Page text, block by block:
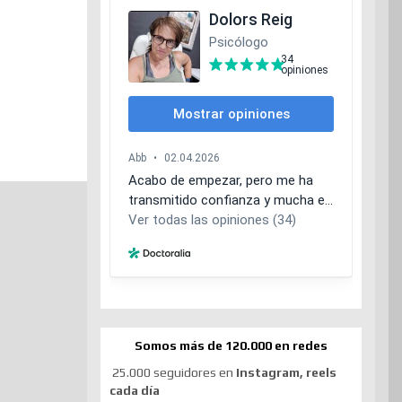
Somos más de 120.000 en redes
25.000 seguidores en Instagram, reels
cada día